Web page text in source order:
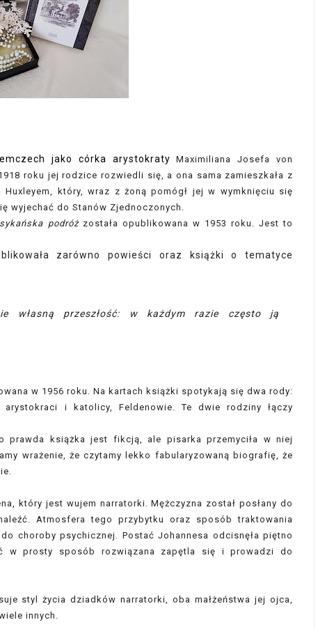
jako córka arystokratyMaximiliana Josefa von
roku jej rodzice rozwiedli się, a ona sama zamieszkała z
który, wraz z żoną pomógł jej w wymknięciu się
wyjechać do Stanów Zjednoczonych.
podróżzostała opublikowana w 1953 roku. Jest to
zarówno powieści oraz książki o tematyce
własną przeszłość: w każdym razie często ją
w 1956 roku. Na kartach książki spotykają się dwa rody:
i katolicy, Feldenowie. Te dwie rodziny łączy
prawda książka jest fikcją, ale pisarka przemyciła w niej
wrażenie, że czytamy lekko fabularyzowaną biografię, że
który jest wujem narratorki. Mężczyzna został posłany do
Atmosfera tego przybytku oraz sposób traktowania
choroby psychicznej. Postać Johannesa odcisnęła piętno
w prosty sposób rozwiązana zapętla się i prowadzi do
styl życia dziadków narratorki, oba małżeństwa jej ojca,
innych.